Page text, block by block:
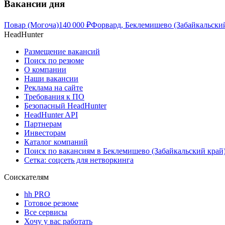
Вакансии дня
Повар (Могоча)140 000 ₽Форвард, Беклемишево
HeadHunter
Размещение вакансий
Поиск по резюме
О компании
Наши вакансии
Реклама на сайте
Требования к ПО
Безопасный HeadHunter
HeadHunter API
Партнерам
Инвесторам
Каталог компаний
Поиск по вакансиям в Беклемишево (Забайкальский
Сетка: соцсеть для нетворкинга
Соискателям
hh PRO
Готовое резюме
Все сервисы
Хочу у вас работать